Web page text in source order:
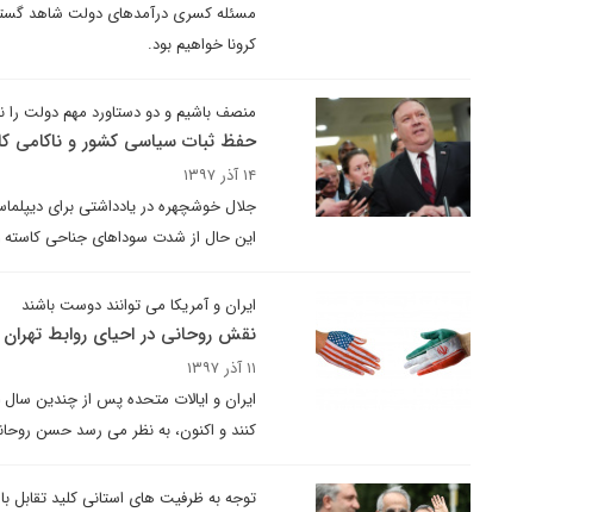
مسئله کسری درآمدهای دولت شاهد
کرونا خواهیم بود.
منصف باشیم و دو دستاورد مهم دولت را
حفظ ثبات سیاسی کشور و ناکامی
۱۴ آذر ۱۳۹۷
جلال خوشچهره در یادداشتی برای
این حال از شدت سوداهای جناحی
ایران و آمریکا می توانند دوست باشند
نقش روحانی در احیای روابط
۱۱ آذر ۱۳۹۷
ایران و ایالات متحده پس از چندین سال
کنند و اکنون، به نظر می رسد حسن
توجه به ظرفیت های استانی کلید تقابل